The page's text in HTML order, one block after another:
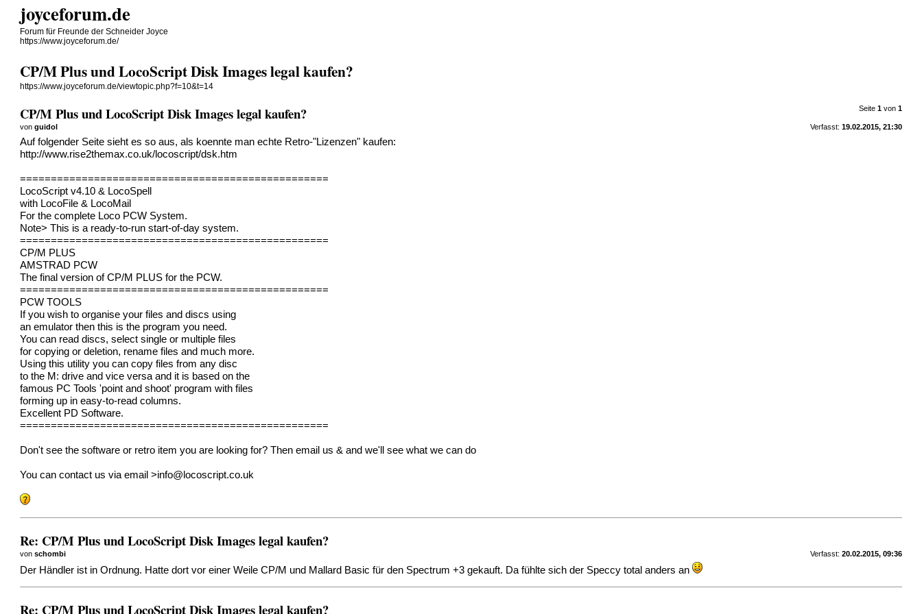
joyceforum.de
Forum für Freunde der Schneider Joyce
https://www.joyceforum.de/
CP/M Plus und LocoScript Disk Images legal kaufen?
https://www.joyceforum.de/viewtopic.php?f=10&t=14
Seite 1von 1
CP/M Plus und LocoScript Disk Images legal kaufen?
Verfasst: 19.02.2015, 21:30
vonguidol
Auf folgender Seite sieht es so aus, als koennte man echte Retro-"Lizenzen" kaufen:
http://www.rise2themax.co.uk/locoscript/dsk.htm
==================================================
LocoScript v4.10 & LocoSpell
with LocoFile & LocoMail
For the complete Loco PCW System.
Note> This is a ready-to-run start-of-day system.
==================================================
CP/M PLUS
AMSTRAD PCW
The final version of CP/M PLUS for the PCW.
==================================================
PCW TOOLS
If you wish to organise your files and discs using
an emulator then this is the program you need.
You can read discs, select single or multiple files
for copying or deletion, rename files and much more.
Using this utility you can copy files from any disc
to the M: drive and vice versa and it is based on the
famous PC Tools 'point and shoot' program with files
forming up in easy-to-read columns.
Excellent PD Software.
==================================================
Don't see the software or retro item you are looking for? Then email us & and we'll see what we can do
You can contact us via email >info@locoscript.co.uk
Re: CP/M Plus und LocoScript Disk Images legal kaufen?
Verfasst: 20.02.2015, 09:36
vonschombi
Der Händler ist in Ordnung. Hatte dort vor einer Weile CP/M und Mallard Basic für den Spectrum +3 gekauft. Da fühlte sich der Speccy total anders an
Re: CP/M Plus und LocoScript Disk Images legal kaufen?